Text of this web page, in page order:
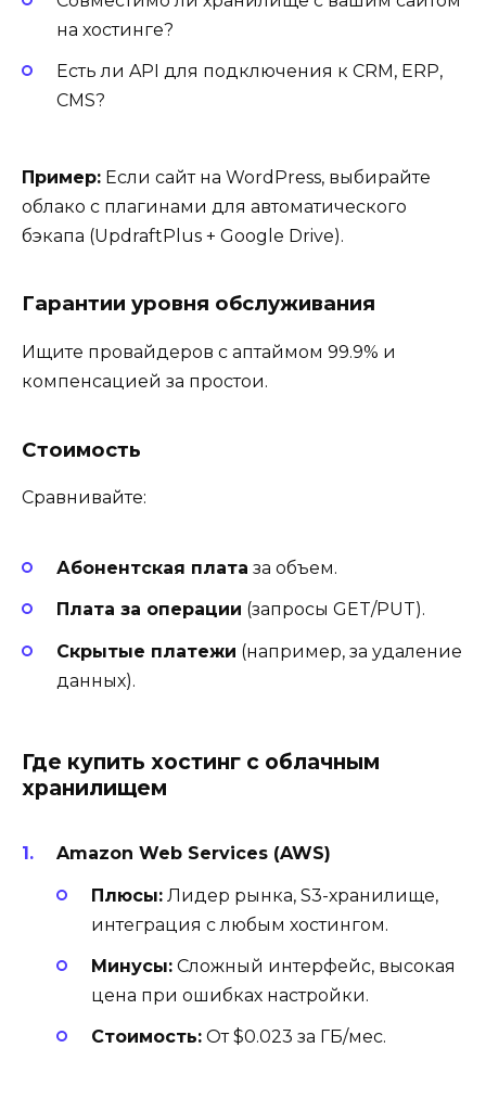
на хостинге?
Есть ли API для подключения к CRM, ERP,
CMS?
Пример: Если сайт на WordPress, выбирайте
облако с плагинами для автоматического
бэкапа (UpdraftPlus + Google Drive).
Гарантии уровня обслуживания
Ищите провайдеров с аптаймом 99.9% и
компенсацией за простои.
Стоимость
Сравнивайте:
Абонентская плата за объем.
Плата за операции (запросы GET/PUT).
Скрытые платежи (например, за удаление
данных).
Где купить хостинг с облачным
хранилищем
Amazon Web Services (AWS)
Плюсы: Лидер рынка, S3-хранилище,
интеграция с любым хостингом.
Минусы: Сложный интерфейс, высокая
цена при ошибках настройки.
Стоимость: От $0.023 за ГБ/мес.